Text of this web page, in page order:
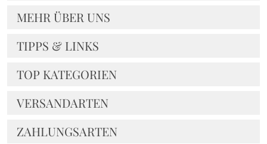
MEHR ÜBER UNS
TIPPS & LINKS
TOP KATEGORIEN
VERSANDARTEN
ZAHLUNGSARTEN